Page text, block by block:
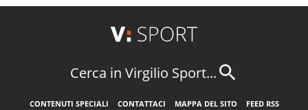
Cerca in Virgilio Sport...
CONTENUTI SPECIALI CONTATTACI MAPPA DEL SITO FEED RSS